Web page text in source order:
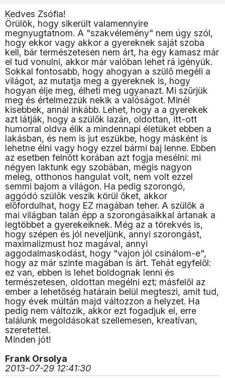
Kedves Zsófia!
Örülök, hogy sikerült valamennyire
megnyugtatnom. A "szakvélemény" nem úgy szól,
hogy ekkor vagy akkor a gyereknek saját szoba
kell, bár természetesen nem árt, ha egy kamasz már
el tud vonulni, akkor már valóban lehet rá igényük.
Sokkal fontosabb, hogy ahogyan a szülő megéli a
világot, az mutatja meg a gyereknek is, hogy
hogyan élje meg, élheti meg ugyanazt. Mi szűrjük
meg és értelmezzük nekik a valóságot. Minél
kisebbek, annál inkább. Lehet, hogy a a gyerekek
azt látják, hogy a szülők lazán, oldottan, itt-ott
humorral oldva élik a mindennapi életüket ebben a
lakásban, és nem is jut eszükbe, hogy másként is
lehetne élni vagy hogy ezzel bármi baj lenne. Ebben
az esetben felnőtt korában azt fogja mesélni: mi
négyen laktunk egy szobában, mégis nagyon
meleg, otthonos hangulat volt, nem volt ezzel
semmi bajom a világon. Ha pedig szorongó,
aggódó szülők veszik körül őket, akkor
előfordulhat, hogy EZ magában teher. A szülők a
mai világban talán épp a szorongásaikkal ártanak a
legtöbbet a gyerekeiknek. Még az a törekvés is,
hogy szépen és jól neveljünk, annyi szorongást,
maximalizmust hoz magával, annyi
aggodalmaskodást, hogy "vajon jól csinálom-e",
hogy az már szinte magában is árt. Tehát egyfelől:
ez van, ebben is lehet boldognak lenni és
természetesen, oldottan megélni ezt; másfelől az
ember a lehetőség határain belül megteszi, amit tud,
hogy évek múltán majd változzon a helyzet. Ha
pedig nem változik, akkor ezt fogadjuk el, erre
találunk megoldásokat szellemesen, kreatívan,
szeretettel.
Minden jót!
Frank Orsolya
2013-07-29 12:41:30